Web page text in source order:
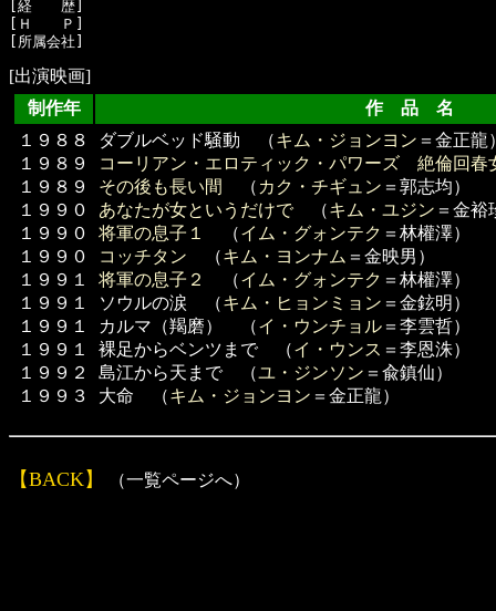
[経　　歴]
[Ｈ　　Ｐ]
[出演映画]
制作年
作 品 名
１９８８
１９８９
１９８９
１９９０
１９９０
１９９０
１９９１
１９９１
１９９１
１９９１
１９９２
１９９３
ダブルベッド騒動 （キム・ジョンヨン ＝金正龍
コーリアン・エロティック・パワーズ 絶倫回春
その後も長い間
（ カク・チギュン ＝郭志均）
あなたが女というだけで（キム・ユジン ＝金裕
将軍の息子１
（イム・グォンテク ＝林權澤）
コッチタン （キム・ヨンナム ＝金映男）
将軍の息子２
（イム・グォンテク ＝林權澤）
ソウルの涙 （キム・ヒョンミョン ＝金鉉明）
カルマ（羯磨） （イ・ウンチョル ＝李雲哲）
裸足からベンツまで （イ・ウンス ＝李恩洙）
島江から天まで （ユ・ジンソン ＝兪鎮仙）
大命 （キム・ジョンヨン ＝金正龍）
【BACK】 （一覧ページへ）